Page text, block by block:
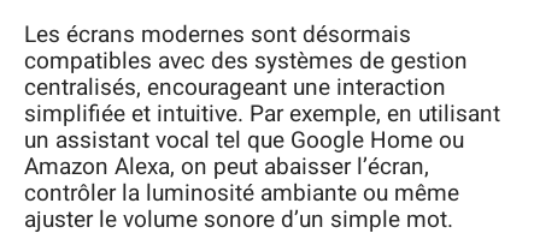
Les écrans modernes sont désormais
compatibles avec des systèmes de gestion
centralisés, encourageant une interaction
simplifiée et intuitive. Par exemple, en utilisant
un assistant vocal tel que Google Home ou
Amazon Alexa, on peut abaisser l’écran,
contrôler la luminosité ambiante ou même
ajuster le volume sonore d’un simple mot.